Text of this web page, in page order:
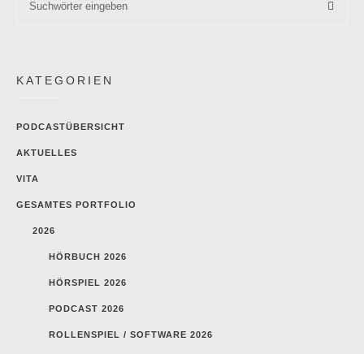
KATEGORIEN
PODCASTÜBERSICHT
AKTUELLES
VITA
GESAMTES PORTFOLIO
2026
HÖRBUCH 2026
HÖRSPIEL 2026
PODCAST 2026
ROLLENSPIEL / SOFTWARE 2026